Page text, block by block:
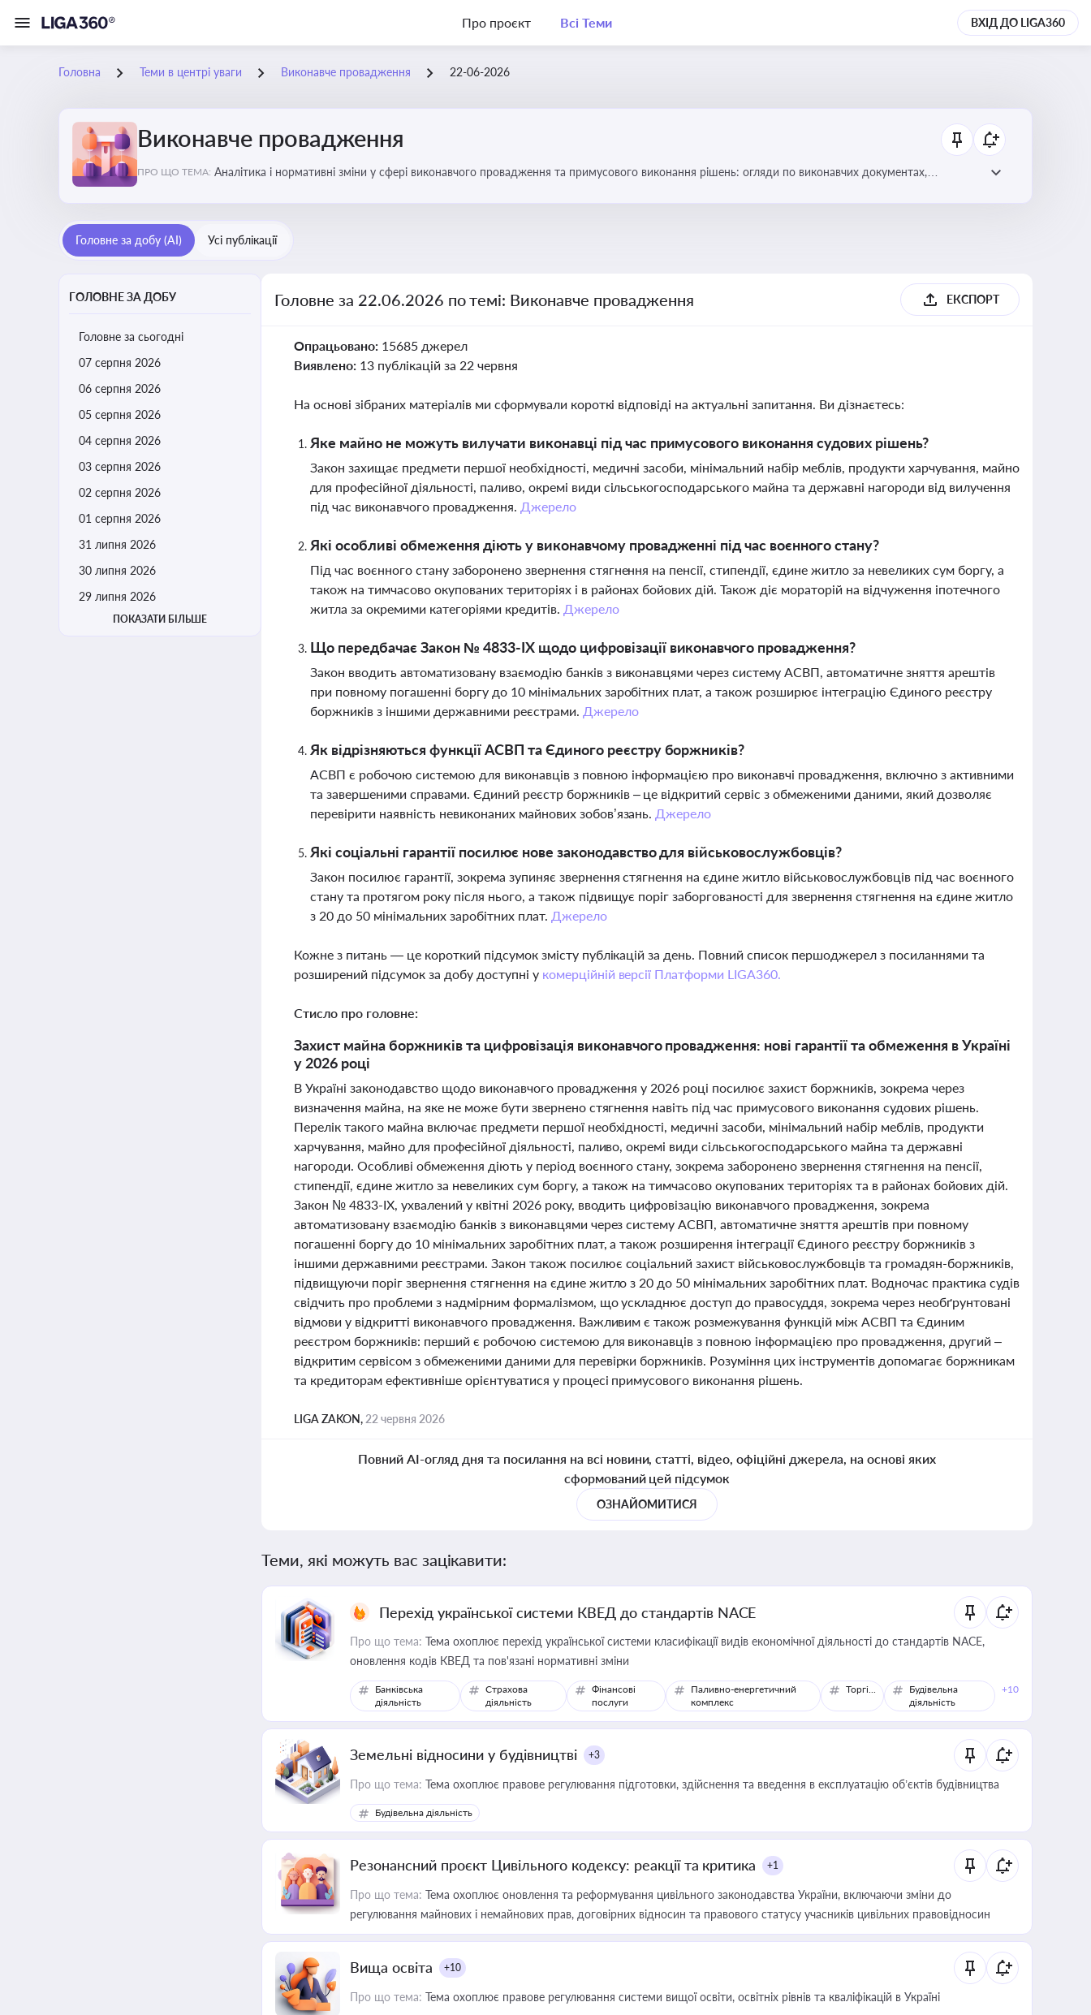
Про проєкт Всі Теми ВХІД ДО LIGA360
Головна Теми в центрі уваги Виконавче провадження 22-06-2026
Виконавче провадження
ПРО ЩО ТЕМА: Аналітика і нормативні зміни у сфері виконавчого провадження та примусового виконання рішень: огляди по виконавчих документах,
Головне за добу (AI) Усі публікації
ГОЛОВНЕ ЗА ДОБУ
Головне за сьогодні
07 серпня 2026
06 серпня 2026
05 серпня 2026
04 серпня 2026
03 серпня 2026
02 серпня 2026
01 серпня 2026
31 липня 2026
30 липня 2026
29 липня 2026
ПОКАЗАТИ БІЛЬШЕ
Головне за 22.06.2026 по темі: Виконавче провадження ЕКСПОРТ
Опрацьовано: 15685 джерел
Виявлено: 13 публікацій за 22 червня
На основі зібраних матеріалів ми сформували короткі відповіді на актуальні запитання. Ви дізнаєтесь:
Яке майно не можуть вилучати виконавці під час примусового виконання судових рішень?
Закон захищає предмети першої необхідності, медичні засоби, мінімальний набір меблів, продукти харчування, майно
для професійної діяльності, паливо, окремі види сільськогосподарського майна та державні нагороди від вилучення
під час виконавчого провадження. Джерело
Які особливі обмеження діють у виконавчому провадженні під час воєнного стану?
Під час воєнного стану заборонено звернення стягнення на пенсії, стипендії, єдине житло за невеликих сум боргу, а
також на тимчасово окупованих територіях і в районах бойових дій. Також діє мораторій на відчуження іпотечного
житла за окремими категоріями кредитів. Джерело
Що передбачає Закон № 4833-IX щодо цифровізації виконавчого провадження?
Закон вводить автоматизовану взаємодію банків з виконавцями через систему АСВП, автоматичне зняття арештів
при повному погашенні боргу до 10 мінімальних заробітних плат, а також розширює інтеграцію Єдиного реєстру
боржників з іншими державними реєстрами. Джерело
Як відрізняються функції АСВП та Єдиного реєстру боржників?
АСВП є робочою системою для виконавців з повною інформацією про виконавчі провадження, включно з активними
та завершеними справами. Єдиний реєстр боржників – це відкритий сервіс з обмеженими даними, який дозволяє
перевірити наявність невиконаних майнових зобов’язань. Джерело
Які соціальні гарантії посилює нове законодавство для військовослужбовців?
Закон посилює гарантії, зокрема зупиняє звернення стягнення на єдине житло військовослужбовців під час воєнного
стану та протягом року після нього, а також підвищує поріг заборгованості для звернення стягнення на єдине житло
з 20 до 50 мінімальних заробітних плат. Джерело
Кожне з питань — це короткий підсумок змісту публікацій за день. Повний список першоджерел з посиланнями та
розширений підсумок за добу доступні у комерційній версії Платформи LIGA360.
Стисло про головне:
Захист майна боржників та цифровізація виконавчого провадження: нові гарантії та обмеження в Україні
у 2026 році
В Україні законодавство щодо виконавчого провадження у 2026 році посилює захист боржників, зокрема через
визначення майна, на яке не може бути звернено стягнення навіть під час примусового виконання судових рішень.
Перелік такого майна включає предмети першої необхідності, медичні засоби, мінімальний набір меблів, продукти
харчування, майно для професійної діяльності, паливо, окремі види сільськогосподарського майна та державні
нагороди. Особливі обмеження діють у період воєнного стану, зокрема заборонено звернення стягнення на пенсії,
стипендії, єдине житло за невеликих сум боргу, а також на тимчасово окупованих територіях та в районах бойових дій.
Закон № 4833-IX, ухвалений у квітні 2026 року, вводить цифровізацію виконавчого провадження, зокрема
автоматизовану взаємодію банків з виконавцями через систему АСВП, автоматичне зняття арештів при повному
погашенні боргу до 10 мінімальних заробітних плат, а також розширення інтеграції Єдиного реєстру боржників з
іншими державними реєстрами. Закон також посилює соціальний захист військовослужбовців та громадян-боржників,
підвищуючи поріг звернення стягнення на єдине житло з 20 до 50 мінімальних заробітних плат. Водночас практика судів
свідчить про проблеми з надмірним формалізмом, що ускладнює доступ до правосуддя, зокрема через необґрунтовані
відмови у відкритті виконавчого провадження. Важливим є також розмежування функцій між АСВП та Єдиним
реєстром боржників: перший є робочою системою для виконавців з повною інформацією про провадження, другий –
відкритим сервісом з обмеженими даними для перевірки боржників. Розуміння цих інструментів допомагає боржникам
та кредиторам ефективніше орієнтуватися у процесі примусового виконання рішень.
LIGA ZAKON, 22 червня 2026
Повний AI-огляд дня та посилання на всі новини, статті, відео, офіційні джерела, на основі яких
сформований цей підсумок
ОЗНАЙОМИТИСЯ
Теми, які можуть вас зацікавити:
Перехід української системи КВЕД до стандартів NACE
Про що тема: Тема охоплює перехід української системи класифікації видів економічної діяльності до стандартів NACE,
оновлення кодів КВЕД та пов'язані нормативні зміни
Банківська
діяльність
Страхова
діяльність
Фінансові
послуги
Паливно-енергетичний
комплекс
Торгівля
Будівельна
діяльність
+10
Земельні відносини у будівництві +3
Про що тема: Тема охоплює правове регулювання підготовки, здійснення та введення в експлуатацію об’єктів будівництва
Будівельна діяльність
Резонансний проєкт Цивільного кодексу: реакції та критика +1
Про що тема: Тема охоплює оновлення та реформування цивільного законодавства України, включаючи зміни до
регулювання майнових і немайнових прав, договірних відносин та правового статусу учасників цивільних правовідносин
Вища освіта +10
Про що тема: Тема охоплює правове регулювання системи вищої освіти, освітніх рівнів та кваліфікацій в Україні